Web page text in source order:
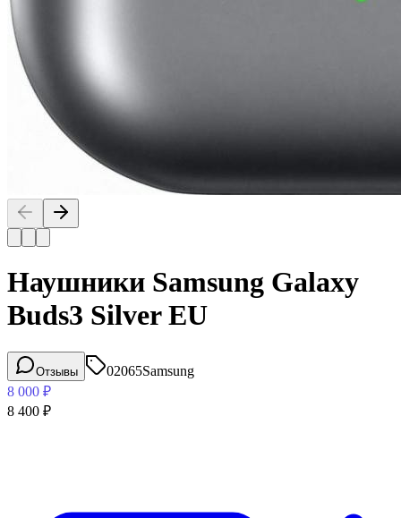
Наушники Samsung Galaxy
Buds3 Silver EU
Отзывы 02065Samsung
8 000 ₽
8 400 ₽